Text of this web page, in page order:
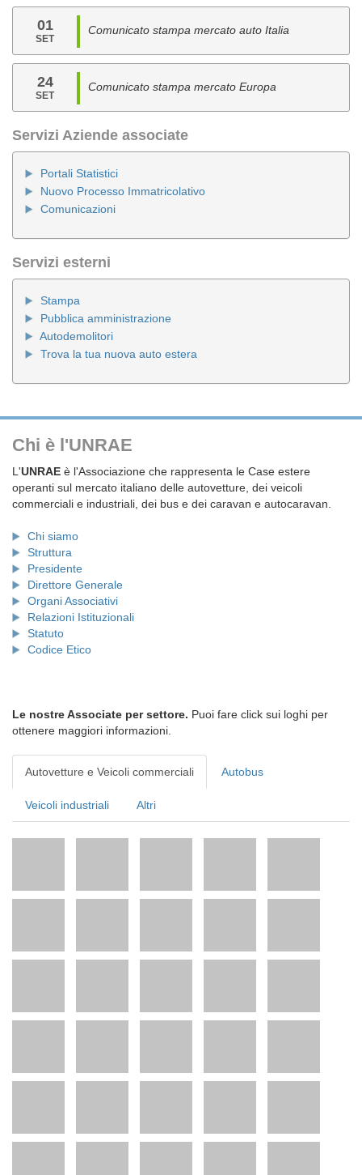
01
SET
Comunicato stampa mercato auto Italia
24
SET
Comunicato stampa mercato Europa
Servizi Aziende associate
Portali Statistici
Nuovo Processo Immatricolativo
Comunicazioni
Servizi esterni
Stampa
Pubblica amministrazione
Autodemolitori
Trova la tua nuova auto estera
Chi è l'UNRAE
L'UNRAE è l'Associazione che rappresenta le Case estere
operanti sul mercato italiano delle autovetture, dei veicoli
commerciali e industriali, dei bus e dei caravan e autocaravan.
Chi siamo
Struttura
Presidente
Direttore Generale
Organi Associativi
Relazioni Istituzionali
Statuto
Codice Etico
Le nostre Associate per settore. Puoi fare click sui loghi per
ottenere maggiori informazioni.
Autovetture e Veicoli commerciali Autobus
Veicoli industriali Altri